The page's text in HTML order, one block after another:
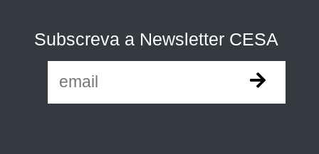
Subscreva a Newsletter CESA